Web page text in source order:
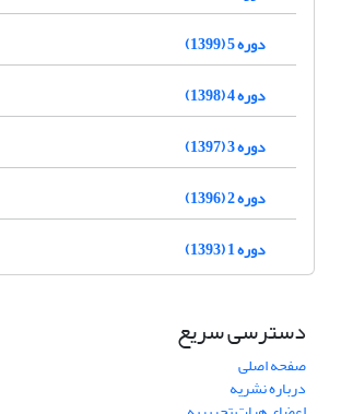
دوره 5 (1399)
دوره 4 (1398)
دوره 3 (1397)
دوره 2 (1396)
دوره 1 (1393)
دسترسی سریع
صفحه اصلی
درباره نشریه